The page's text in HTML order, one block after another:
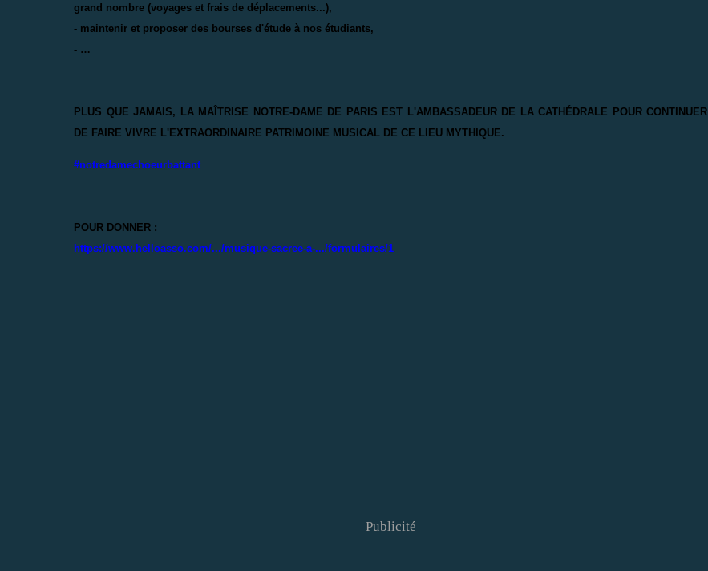
grand nombre (voyages et frais de déplacements...),
- maintenir et proposer des bourses d'étude à nos étudiants,
- …
PLUS QUE JAMAIS, LA MAÎTRISE NOTRE-DAME DE PARIS EST L'AMBASSADEUR DE LA CATHÉDRALE POUR CONTINUER
DE FAIRE VIVRE L'EXTRAORDINAIRE PATRIMOINE MUSICAL DE CE LIEU MYTHIQUE.
#notredamechoeurbattant
POUR DONNER :
https://www.helloasso.com/.../musique-sacree-a-.../formulaires/1
Publicité